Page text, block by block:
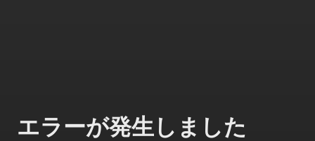
エラーが発生しました